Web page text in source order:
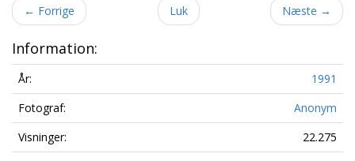
← Forrige Luk Næste →
Information:
År:
1991
Fotograf:
Anonym
Visninger:
22.275